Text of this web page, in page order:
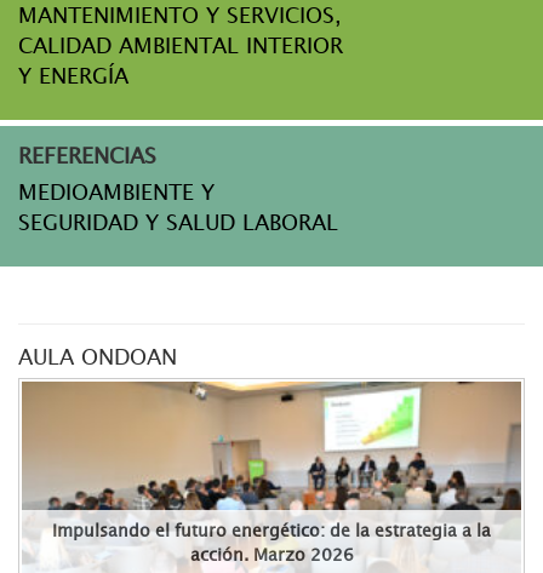
MANTENIMIENTO Y SERVICIOS,
CALIDAD AMBIENTAL INTERIOR
Y ENERGÍA
REFERENCIAS
MEDIOAMBIENTE Y
SEGURIDAD Y SALUD LABORAL
AULA ONDOAN
Impulsando el futuro energético: de la estrategia a la
acción. Marzo 2026